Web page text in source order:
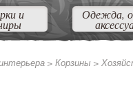
и Одежда,
> Корзины >